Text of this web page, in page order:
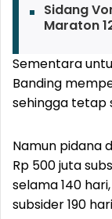
Sidang
Maraton
Sementara
Banding
sehingga tetap
Namun pidana
Rp 500 juta
selama 140
subsider 190